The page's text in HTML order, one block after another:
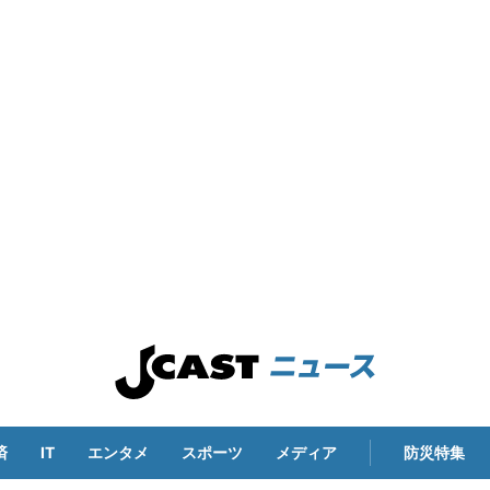
IT エンタメ スポーツ メディア 防災特集